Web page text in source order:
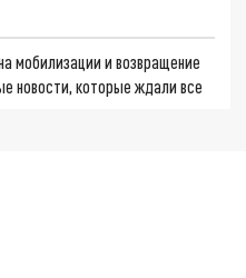
мобилизации и возвращение
новости, которые ждали все